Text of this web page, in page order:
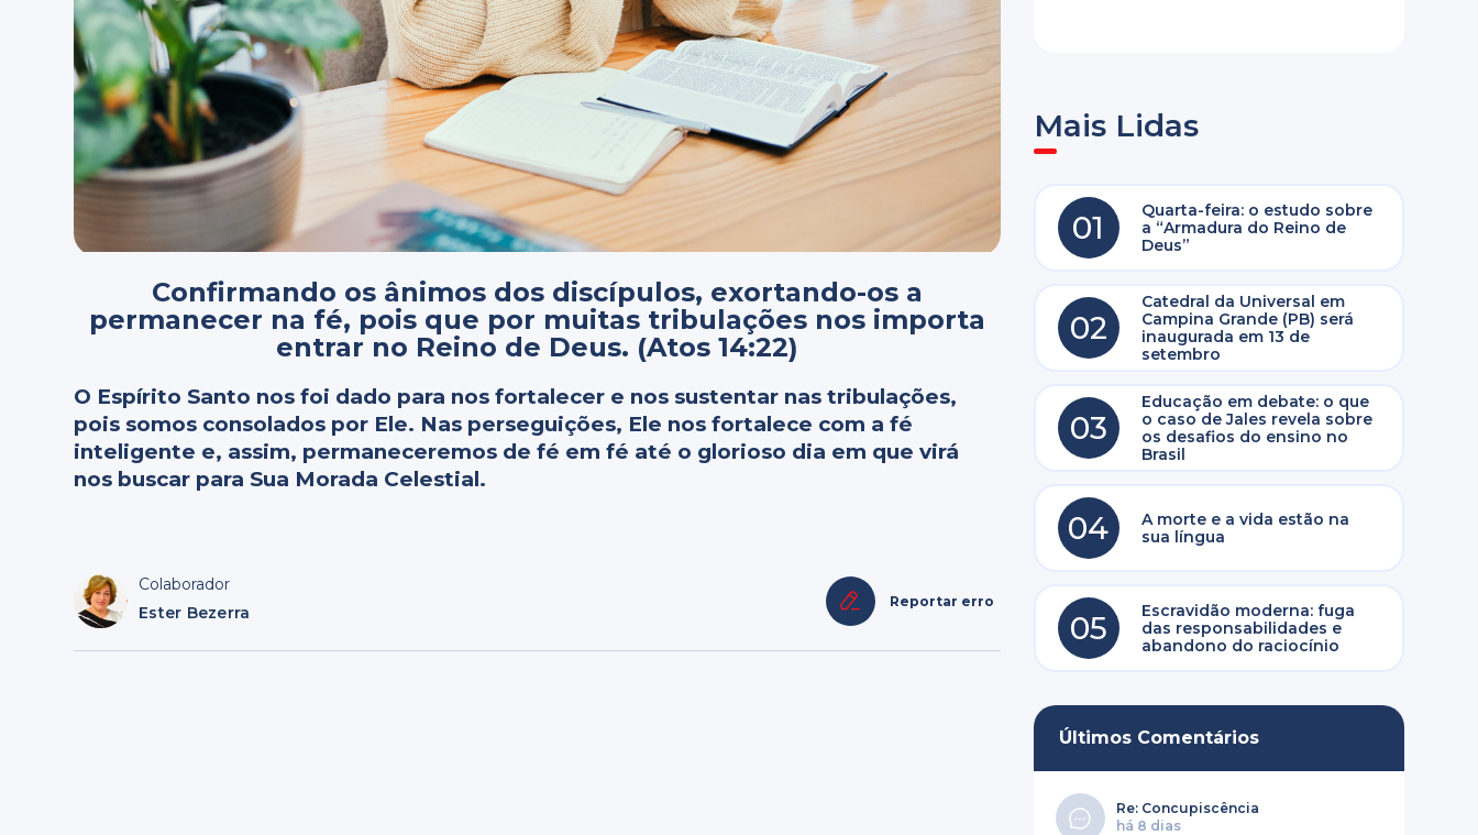
Confirmando os ânimos dos discípulos, exortando-os a
permanecer na fé, pois que por muitas tribulações nos importa
entrar no Reino de Deus. (Atos 14:22)
O Espírito Santo nos foi dado para nos fortalecer e nos sustentar nas tribulações,
pois somos consolados por Ele. Nas perseguições, Ele nos fortalece com a fé
inteligente e, assim, permaneceremos de fé em fé até o glorioso dia em que virá
nos buscar para Sua Morada Celestial.
Colaborador
Ester Bezerra
Reportar erro
Mais Lidas
01
Quarta-feira: o estudo sobre
a “Armadura do Reino de
Deus”
02
Catedral da Universal em
Campina Grande (PB) será
inaugurada em 13 de
setembro
03
Educação em debate: o que
o caso de Jales revela sobre
os desafios do ensino no
Brasil
04
A morte e a vida estão na
sua língua
05
Escravidão moderna: fuga
das responsabilidades e
abandono do raciocínio
Últimos Comentários
Re: Concupiscência
há 8 dias